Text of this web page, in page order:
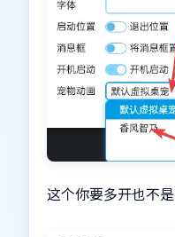
这个你要多开也不